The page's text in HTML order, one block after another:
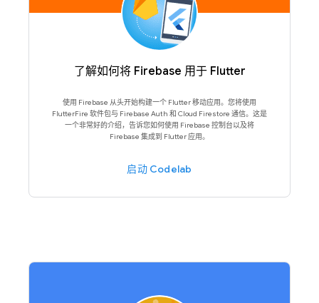
了解如何将 Firebase 用于 Flutter
使用 Firebase 从头开始构建一个 Flutter 移动应用。您将使用
FlutterFire 软件包与 Firebase Auth 和 Cloud Firestore 通信。这是
一个非常好的介绍，告诉您如何使用 Firebase 控制台以及将
Firebase 集成到 Flutter 应用。
启动 Codelab